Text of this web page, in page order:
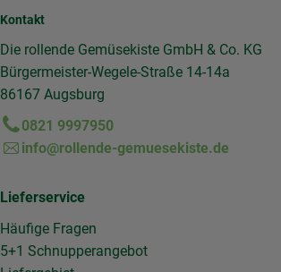
Kontakt
Die rollende Gemüsekiste GmbH & Co. KG
Bürgermeister-Wegele-Straße 14-14a
86167 Augsburg
0821 9997950
info@rollende-gemuesekiste.de
Lieferservice
Häufige Fragen
5+1 Schnupperangebot